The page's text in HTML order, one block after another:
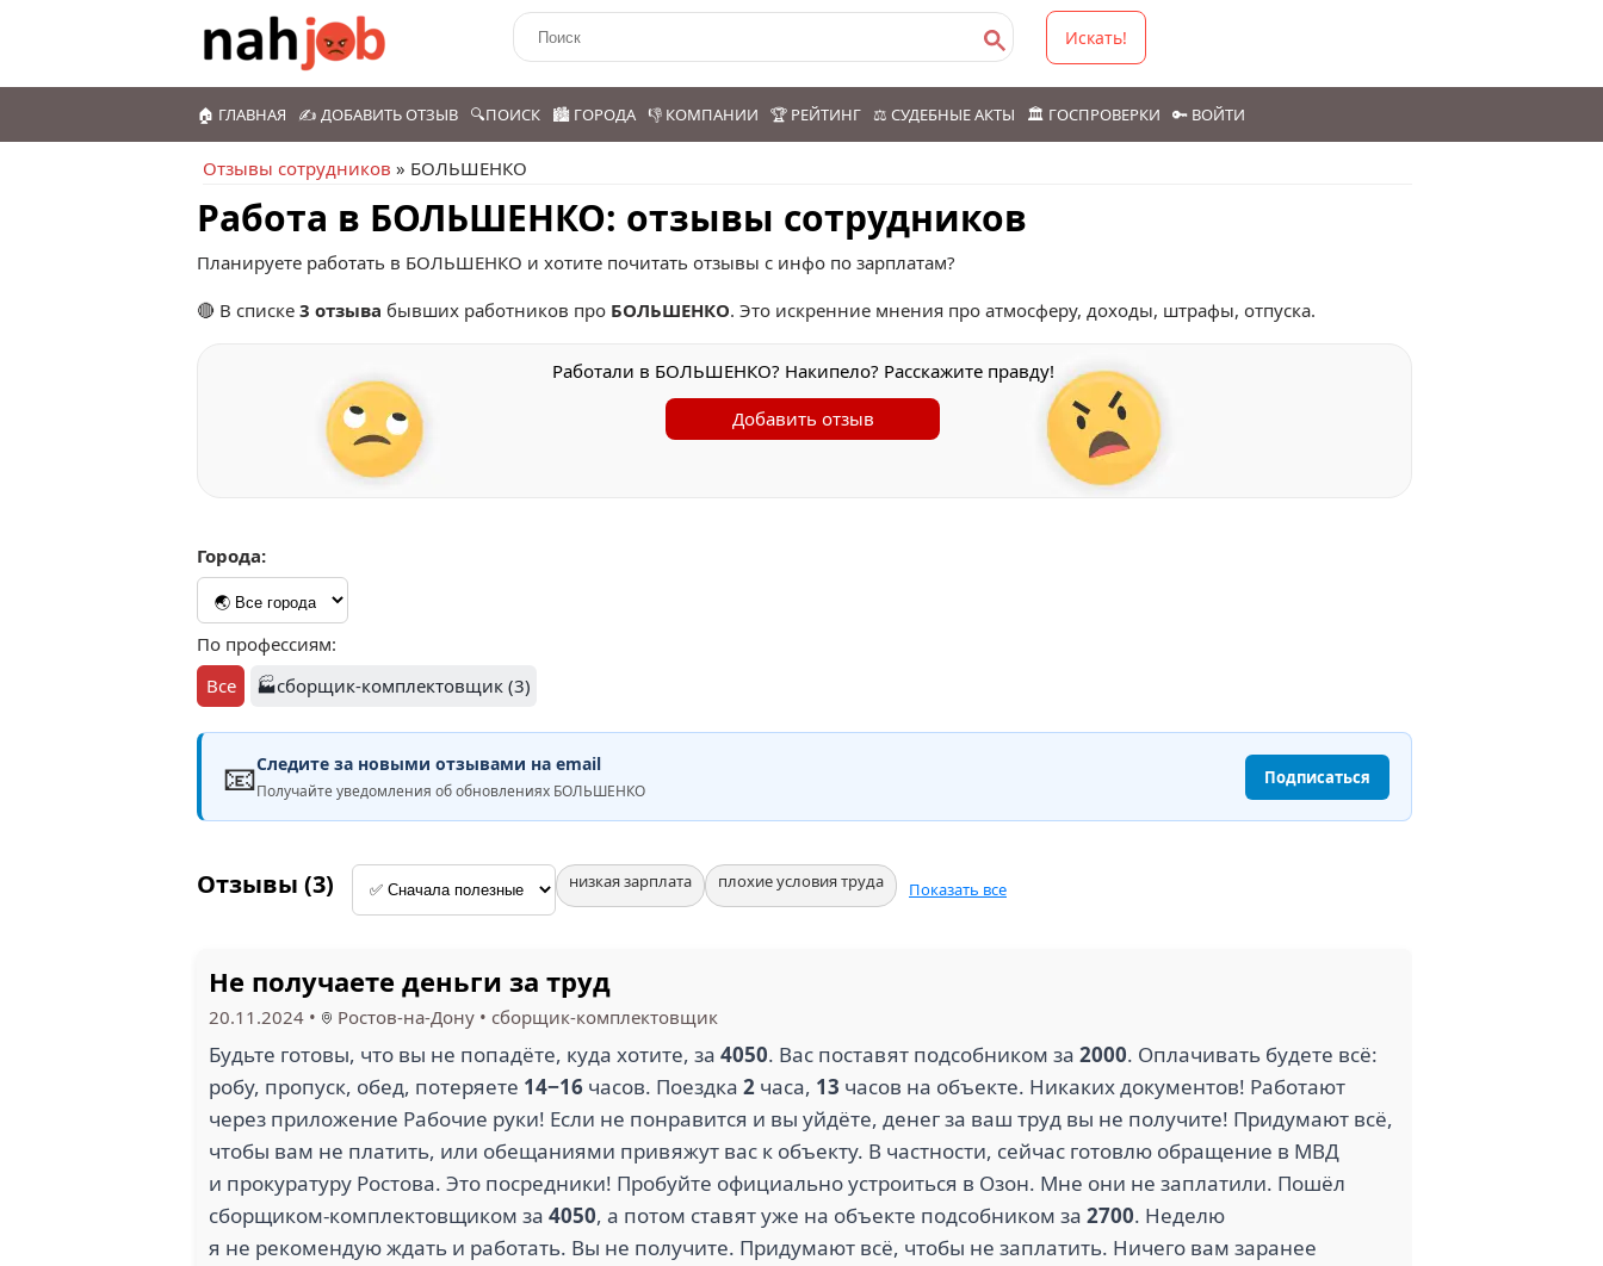
Искать!
🏠 ГЛАВНАЯ ✍️ ДОБАВИТЬ ОТЗЫВ 🔍ПОИСК 🏙️ ГОРОДА 👎 КОМПАНИИ 🏆 РЕЙТИНГ ⚖️ СУДЕБНЫЕ АКТЫ 🏛️ ГОСПРОВЕРКИ 🔑 ВОЙТИ
Отзывы сотрудников » БОЛЬШЕНКО
Работа в БОЛЬШЕНКО: отзывы сотрудников
Планируете работать в БОЛЬШЕНКО и хотите почитать отзывы с инфо по зарплатам?
🔴 В списке 3 отзыва бывших работников про БОЛЬШЕНКО. Это искренние мнения про атмосферу, доходы, штрафы, отпуска.
Работали в БОЛЬШЕНКО? Накипело? Расскажите правду!
Добавить отзыв
Города:
По профессиям:
Все
🏭сборщик-комплектовщик (3)
📧Следите за новыми отзывами на email
Получайте уведомления об обновлениях БОЛЬШЕНКО
Подписаться
Отзывы (3) низкая зарплата плохие условия труда Показать все
Не получаете деньги за труд
20.11.2024 • Ростов-на-Дону • сборщик-комплектовщик
Будьте готовы, что вы не попадёте, куда хотите, за 4050. Вас поставят подсобником за 2000. Оплачивать будете всё:
робу, пропуск, обед, потеряете 14−16 часов. Поездка 2 часа, 13 часов на объекте. Никаких документов! Работают
через приложение Рабочие руки! Если не понравится и вы уйдёте, денег за ваш труд вы не получите! Придумают всё,
чтобы вам не платить, или обещаниями привяжут вас к объекту. В частности, сейчас готовлю обращение в МВД
и прокуратуру Ростова. Это посредники! Пробуйте официально устроиться в Озон. Мне они не заплатили. Пошёл
сборщиком-комплектовщиком за 4050, а потом ставят уже на объекте подсобником за 2700. Неделю
я не рекомендую ждать и работать. Вы не получите. Придумают всё, чтобы не заплатить. Ничего вам заранее